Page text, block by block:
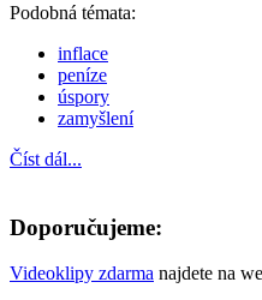
Podobná témata:
inflace
peníze
úspory
zamyšlení
Číst dál...
Doporučujeme:
Videoklipy zdarma najdete na